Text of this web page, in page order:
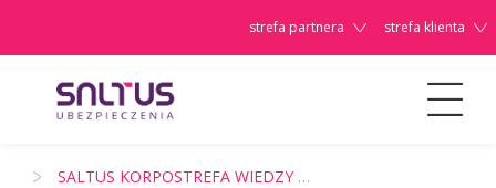
strefa partnera strefa klienta
SALTUS KORPOSTREFA WIEDZY - źródło informacji o ubezpieczeniach korporacyjnych i zarządzaniu ryzykiem